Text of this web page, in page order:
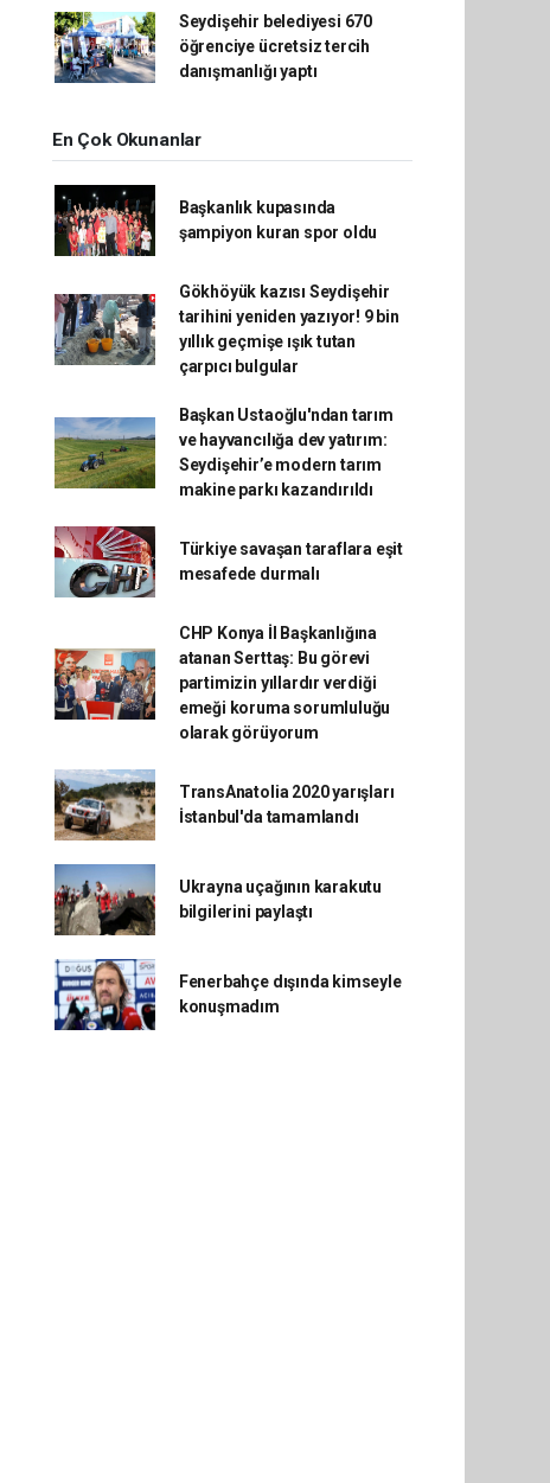
Seydişehir belediyesi 670
öğrenciye ücretsiz tercih
danışmanlığı yaptı
En Çok Okunanlar
Başkanlık kupasında
şampiyon kuran spor oldu
Gökhöyük kazısı Seydişehir
tarihini yeniden yazıyor! 9 bin
yıllık geçmişe ışık tutan
çarpıcı bulgular
Başkan Ustaoğlu'ndan tarım
ve hayvancılığa dev yatırım:
Seydişehir’e modern tarım
makine parkı kazandırıldı
Türkiye savaşan taraflara eşit
mesafede durmalı
CHP Konya İl Başkanlığına
atanan Serttaş: Bu görevi
partimizin yıllardır verdiği
emeği koruma sorumluluğu
olarak görüyorum
TransAnatolia 2020 yarışları
İstanbul'da tamamlandı
Ukrayna uçağının karakutu
bilgilerini paylaştı
Fenerbahçe dışında kimseyle
konuşmadım